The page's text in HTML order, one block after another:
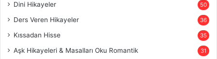
Dini Hikayeler 50
Ders Veren Hikayeler 36
Kıssadan Hisse 35
Aşk Hikayeleri & Masalları Oku Romantik 31